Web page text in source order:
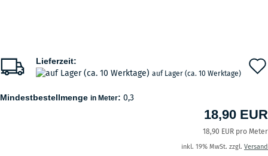
Lieferzeit:
auf Lager (ca. 10 Werktage)
Mindestbestellmenge in Meter: 0,3
18,90 EUR
18,90 EUR pro Meter
inkl. 19% MwSt. zzgl. Versand